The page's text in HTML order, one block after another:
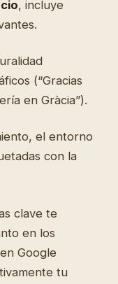
, incluye
(“Gracias
en Gràcia”).
el entorno
con la
clave te
en los
Google
tu